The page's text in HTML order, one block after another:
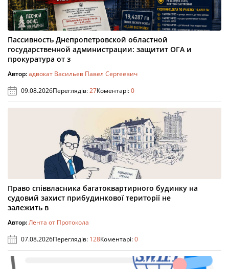
Пассивность Днепропетровской областной
государственной администрации: защитит ОГА и
прокуратура от з
Автор:адвокат Васильев Павел Сергеевич
09.08.2026Переглядів:27Коментарі:0
Право співвласника багатоквартирного будинку на
судовий захист прибудинкової території не
залежить в
Автор:Лента от Протокола
07.08.2026Переглядів: 128Коментарі:0